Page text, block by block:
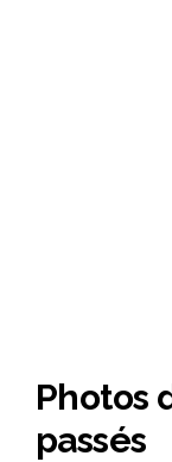
Photos
passés